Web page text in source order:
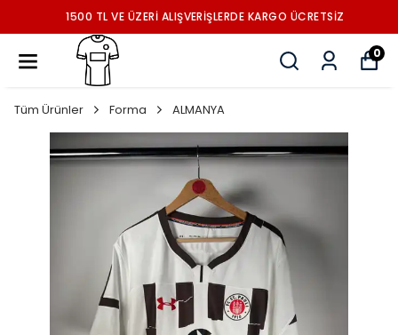
1500 TL VE ÜZERİ ALIŞVERİŞLERDE KARGO ÜCRETSİZ
0
Tüm Ürünler Forma ALMANYA